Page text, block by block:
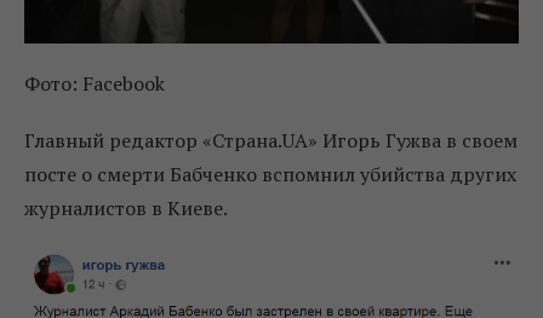
Фото: Facebook
Главный редактор «Страна.UA» Игорь Гужва в своем
посте о смерти Бабченко вспомнил убийства других
журналистов в Киеве.